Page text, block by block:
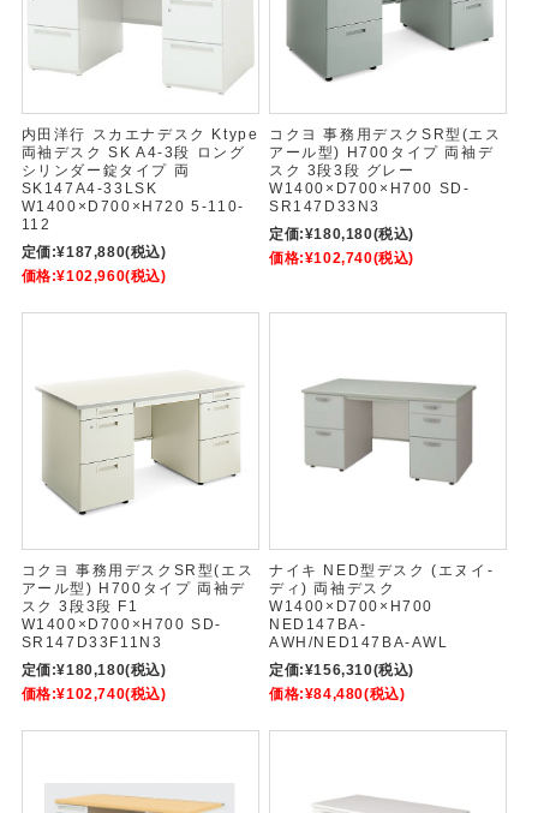
内田洋行 スカエナデスク Ktype
両袖デスク SK A4-3段 ロング
シリンダー錠タイプ 両
SK147A4-33LSK
W1400×D700×H720 5-110-
112
定価:¥187,880(税込)
価格:¥102,960(税込)
コクヨ 事務用デスクSR型(エス
アール型) H700タイプ 両袖デ
スク 3段3段 グレー
W1400×D700×H700 SD-
SR147D33N3
定価:¥180,180(税込)
価格:¥102,740(税込)
コクヨ 事務用デスクSR型(エス
アール型) H700タイプ 両袖デ
スク 3段3段 F1
W1400×D700×H700 SD-
SR147D33F11N3
定価:¥180,180(税込)
価格:¥102,740(税込)
ナイキ NED型デスク (エヌイ-
ディ) 両袖デスク
W1400×D700×H700
NED147BA-
AWH/NED147BA-AWL
定価:¥156,310(税込)
価格:¥84,480(税込)